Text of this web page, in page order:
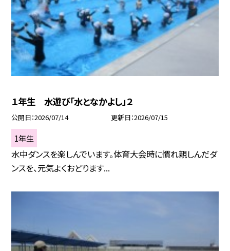
１年生 水遊び「水となかよし」２
公開日 2026/07/14 更新日 2026/07/15
1年生
水中ダンスを楽しんでいます。体育大会時に慣れ親しんだダ
ンスを、元気よくおどります...